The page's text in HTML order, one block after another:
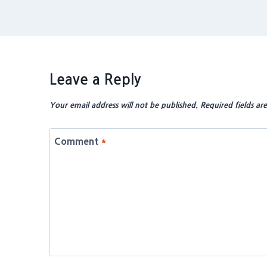
Leave a Reply
Your email address will not be published. Required fields
Comment *